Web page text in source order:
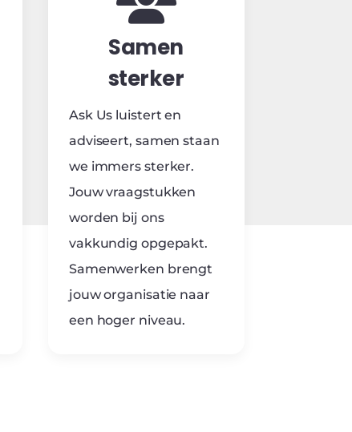
Samen
sterker
Ask Us luistert en
adviseert, samen staan
we immers sterker.
Jouw vraagstukken
worden bij ons
vakkundig opgepakt.
Samenwerken brengt
jouw organisatie naar
een hoger niveau.